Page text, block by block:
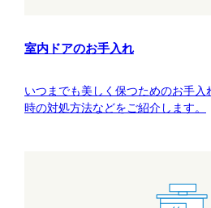
室内ドアのお手入れ
いつまでも美しく保つためのお手
時の対処方法などをご紹介します。